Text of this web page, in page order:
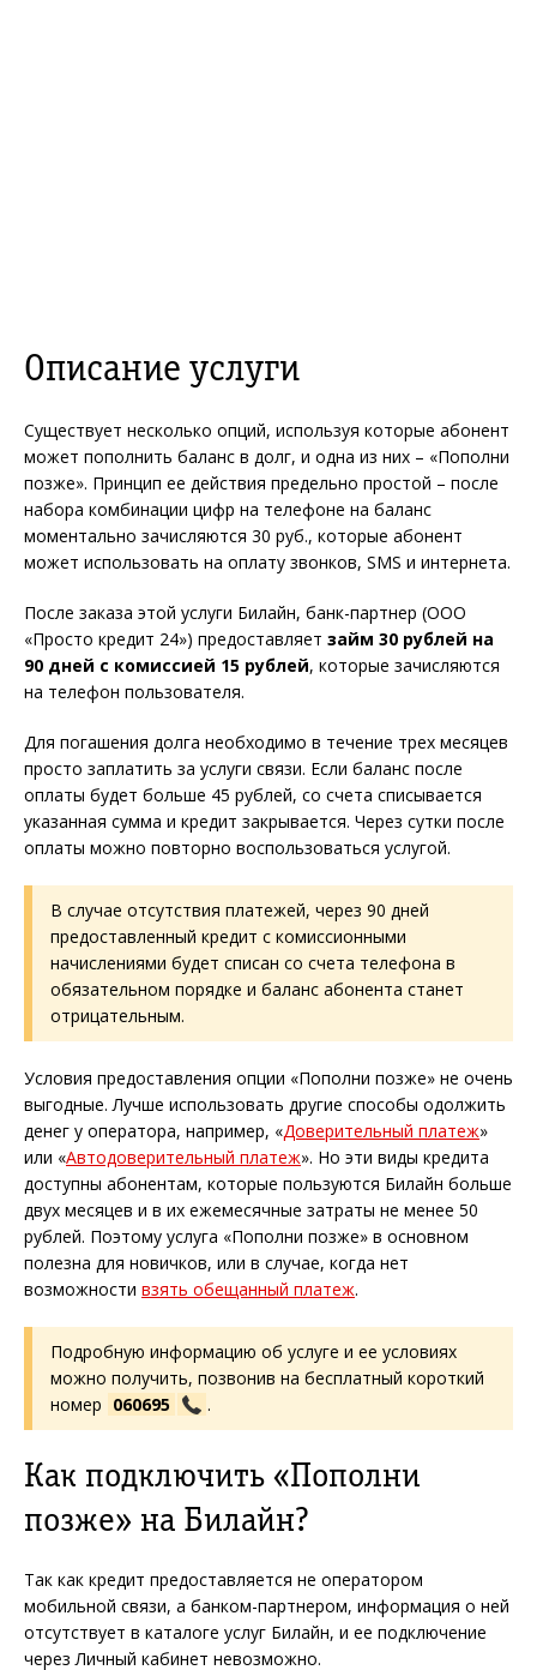
Описание услуги
Существует несколько опций, используя которые абонент
может пополнить баланс в долг, и одна из них – «Пополни
позже». Принцип ее действия предельно простой – после
набора комбинации цифр на телефоне на баланс
моментально зачисляются 30 руб., которые абонент
может использовать на оплату звонков, SMS и интернета.
После заказа этой услуги Билайн, банк-партнер (ООО
«Просто кредит 24») предоставляет займ 30 рублей на
90 дней с комиссией 15 рублей, которые зачисляются
на телефон пользователя.
Для погашения долга необходимо в течение трех месяцев
просто заплатить за услуги связи. Если баланс после
оплаты будет больше 45 рублей, со счета списывается
указанная сумма и кредит закрывается. Через сутки после
оплаты можно повторно воспользоваться услугой.
В случае отсутствия платежей, через 90 дней
предоставленный кредит с комиссионными
начислениями будет списан со счета телефона в
обязательном порядке и баланс абонента станет
отрицательным.
Условия предоставления опции «Пополни позже» не очень
выгодные. Лучше использовать другие способы одолжить
денег у оператора, например, «Доверительный платеж»
или «Автодоверительный платеж». Но эти виды кредита
доступны абонентам, которые пользуются Билайн больше
двух месяцев и в их ежемесячные затраты не менее 50
рублей. Поэтому услуга «Пополни позже» в основном
полезна для новичков, или в случае, когда нет
возможности взять обещанный платеж.
Подробную информацию об услуге и ее условиях
можно получить, позвонив на бесплатный короткий
номер 060695 .
Как подключить «Пополни
позже» на Билайн?
Так как кредит предоставляется не оператором
мобильной связи, а банком-партнером, информация о ней
отсутствует в каталоге услуг Билайн, и ее подключение
через Личный кабинет невозможно.